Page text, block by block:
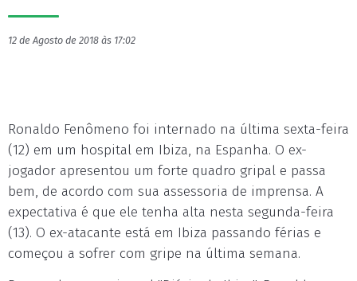
12 de Agosto de 2018 às 17:02
Ronaldo Fenômeno foi internado na última sexta-feira
(12) em um hospital em Ibiza, na Espanha. O ex-
jogador apresentou um forte quadro gripal e passa
bem, de acordo com sua assessoria de imprensa. A
expectativa é que ele tenha alta nesta segunda-feira
(13). O ex-atacante está em Ibiza passando férias e
começou a sofrer com gripe na última semana.